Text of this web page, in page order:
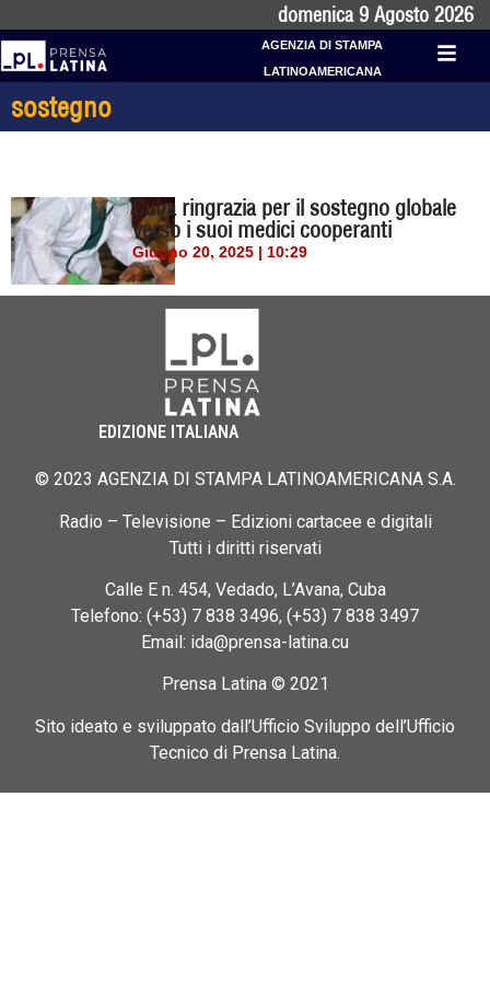
domenica 9 Agosto 2026
AGENZIA DI STAMPA
LATINOAMERICANA
sostegno
Cuba ringrazia per il sostegno globale
verso i suoi medici cooperanti
Giugno 20, 2025 | 10:29
EDIZIONE ITALIANA
© 2023 AGENZIA DI STAMPA LATINOAMERICANA S.A.
Radio – Televisione – Edizioni cartacee e digitali
Tutti i diritti riservati
Calle E n. 454, Vedado, L’Avana, Cuba
Telefono: (+53) 7 838 3496, (+53) 7 838 3497
Email: ida@prensa-latina.cu
Prensa Latina © 2021
Sito ideato e sviluppato dall’Ufficio Sviluppo dell’Ufficio
Tecnico di Prensa Latina.